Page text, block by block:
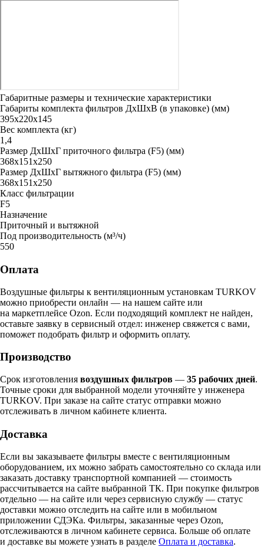
Габаритные размеры и технические характеристики
Габариты комплекта фильтров ДxШxВ (в упаковке) (мм)
395х220х145
Вес комплекта (кг)
1,4
Размер ДxШxГ приточного фильтра (F5) (мм)
368x151x250
Размер ДxШxГ вытяжного фильтра (F5) (мм)
368x151x250
Класс фильтрации
F5
Назначение
Приточный и вытяжной
Под производительность (м³/ч)
550
Оплата
Воздушные фильтры к вентиляционным установкам TURKOV
можно приобрести онлайн — на нашем сайте или
на маркетплейсе Ozon. Если подходящий комплект не найден,
оставьте заявку в сервисный отдел: инженер свяжется с вами,
поможет подобрать фильтр и оформить оплату.
Производство
Срок изготовления воздушных фильтров — 35 рабочих дней.
Точные сроки для выбранной модели уточняйте у инженера
TURKOV. При заказе на сайте статус отправки можно
отслеживать в личном кабинете клиента.
Доставка
Если вы заказываете фильтры вместе с вентиляционным
оборудованием, их можно забрать самостоятельно со склада или
заказать доставку транспортной компанией — стоимость
рассчитывается на сайте выбранной ТК. При покупке фильтров
отдельно — на сайте или через сервисную службу — статус
доставки можно отследить на сайте или в мобильном
приложении СДЭКа. Фильтры, заказанные через Ozon,
отслеживаются в личном кабинете сервиса. Больше об оплате
и доставке вы можете узнать в разделе Оплата и доставка.